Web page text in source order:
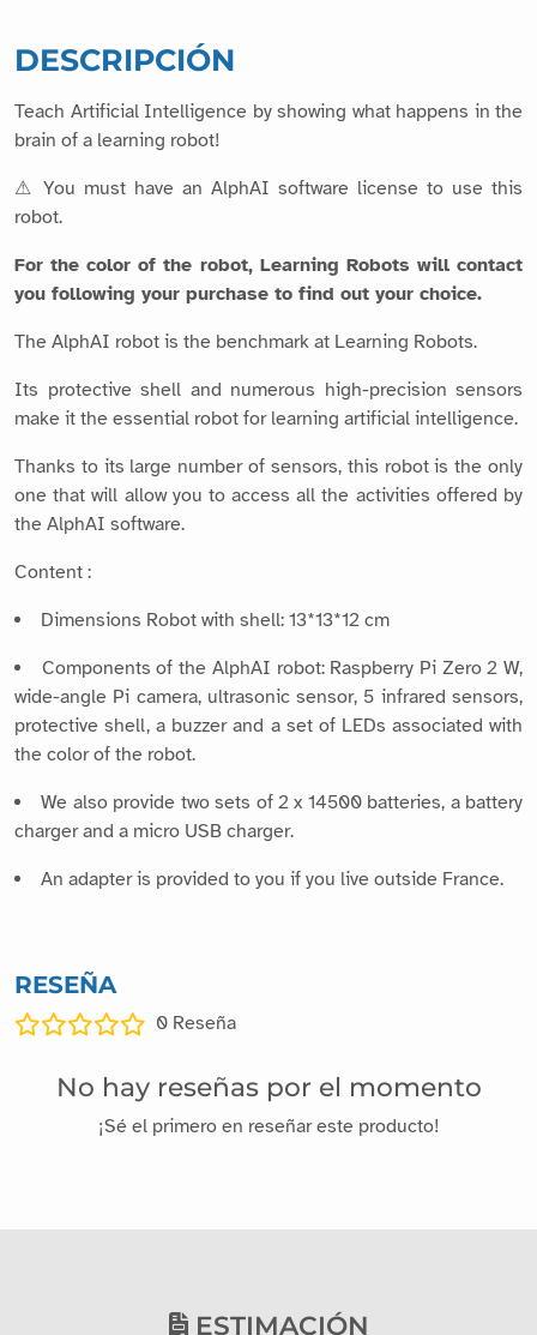
DESCRIPCIÓN
Teach Artificial Intelligence by showing what happens in the
brain of a learning robot!
⚠ You must have an AlphAI software license to use this
robot.
For the color of the robot, Learning Robots will contact
you following your purchase to find out your choice.
The AlphAI robot is the benchmark at Learning Robots.
Its protective shell and numerous high-precision sensors
make it the essential robot for learning artificial intelligence.
Thanks to its large number of sensors, this robot is the only
one that will allow you to access all the activities offered by
the AlphAI software.
Content :
Dimensions Robot with shell: 13*13*12 cm
Components of the AlphAI robot: Raspberry Pi Zero 2 W,
wide-angle Pi camera, ultrasonic sensor, 5 infrared sensors,
protective shell, a buzzer and a set of LEDs associated with
the color of the robot.
We also provide two sets of 2 x 14500 batteries, a battery
charger and a micro USB charger.
An adapter is provided to you if you live outside France.
RESEÑA
0 Reseña
No hay reseñas por el momento
¡Sé el primero en reseñar este producto!
ESTIMACIÓN